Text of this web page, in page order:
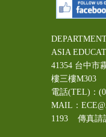
ASIA
41354 台中
樓三樓M303
電話(TEL)：
MAIL：
1193 傳真請